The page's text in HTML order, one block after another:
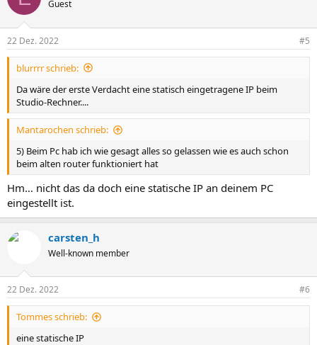
Guest
22 Dez. 2022 #5
blurrrr schrieb:
Da wäre der erste Verdacht eine statisch eingetragene IP beim
Studio-Rechner....
Mantarochen schrieb:
5) Beim Pc hab ich wie gesagt alles so gelassen wie es auch schon
beim alten router funktioniert hat
Hm… nicht das da doch eine statische IP an deinem PC
eingestellt ist.
carsten_h
Well-known member
22 Dez. 2022 #6
Tommes schrieb:
eine statische IP